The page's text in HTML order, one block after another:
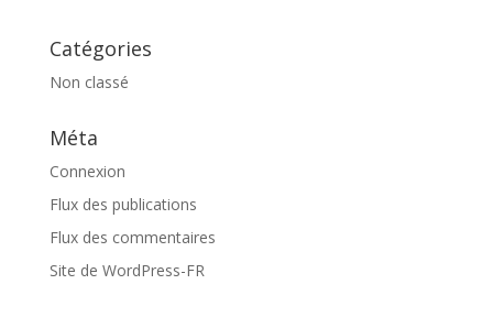
Catégories
Non classé
Méta
Connexion
Flux des publications
Flux des commentaires
Site de WordPress-FR